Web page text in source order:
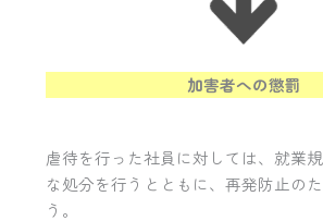
加害者への懲罰
虐待を行った社員に対しては、就業
な処分を行うとともに、再発防止の
う。